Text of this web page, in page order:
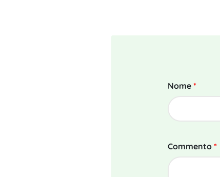
Nome *
Commento *